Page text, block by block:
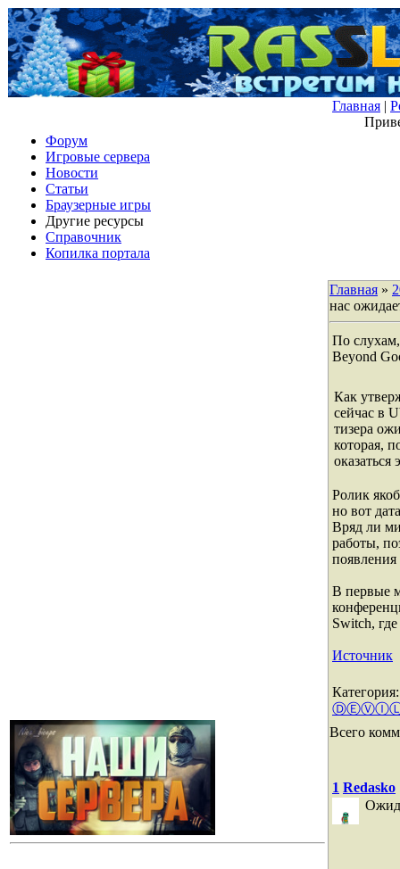
Главная |
Форум
Игровые сервера
Новости
Статьи
Браузерные игры
Другие ресурсы
Справочник
Копилка портала
Главная »
нас
По
Beyond
Как
сейчас в
тизера
которая,
Ролик
но вот
Вряд ли
работы,
В первые
Switch,
Источник
Категория
Всего
1 Redasko